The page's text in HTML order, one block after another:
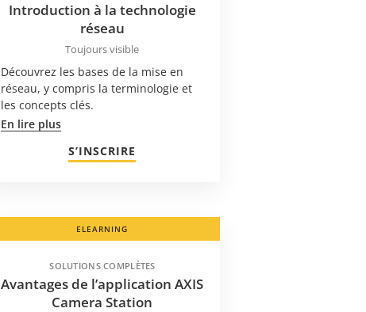
Introduction à la technologie
réseau
Toujours visible
Découvrez les bases de la mise en
réseau, y compris la terminologie et
les concepts clés.
En lire plus
S’INSCRIRE
ELEARNING
SOLUTIONS COMPLÈTES
Avantages de l’application AXIS
Camera Station